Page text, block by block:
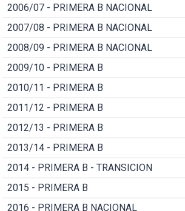
2006/07 - PRIMERA B NACIONAL
2007/08 - PRIMERA B NACIONAL
2008/09 - PRIMERA B NACIONAL
2009/10 - PRIMERA B
2010/11 - PRIMERA B
2011/12 - PRIMERA B
2012/13 - PRIMERA B
2013/14 - PRIMERA B
2014 - PRIMERA B - TRANSICION
2015 - PRIMERA B
2016 - PRIMERA B NACIONAL